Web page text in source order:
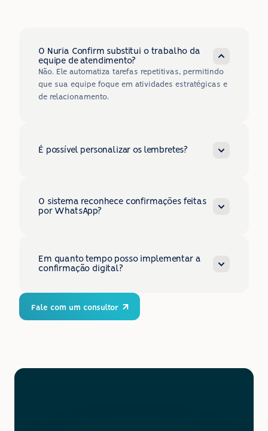
Perguntas Frequentes
O Nuria Confirm substitui o trabalho da
equipe de atendimento?
Não. Ele automatiza tarefas repetitivas, permitindo
que sua equipe foque em atividades estratégicas e
de relacionamento.
É possível personalizar os lembretes?
O sistema reconhece confirmações feitas
por WhatsApp?
Em quanto tempo posso implementar a
confirmação digital?
Fale com um consultor